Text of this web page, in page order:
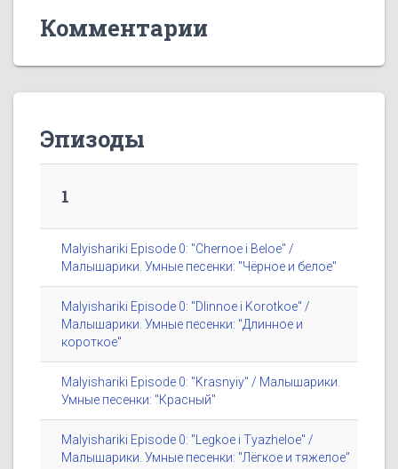
Комментарии
Эпизоды
1
Malyishariki Episode 0: "Chernoe i Beloe" /
Малышарики. Умные песенки: "Чёрное и белое"
Malyishariki Episode 0: "Dlinnoe i Korotkoe" /
Малышарики. Умные песенки: "Длинное и
короткое"
Malyishariki Episode 0: "Krasnyiy" / Малышарики.
Умные песенки: "Красный"
Malyishariki Episode 0: "Legkoe i Tyazheloe" /
Малышарики. Умные песенки: "Лёгкое и тяжелое"